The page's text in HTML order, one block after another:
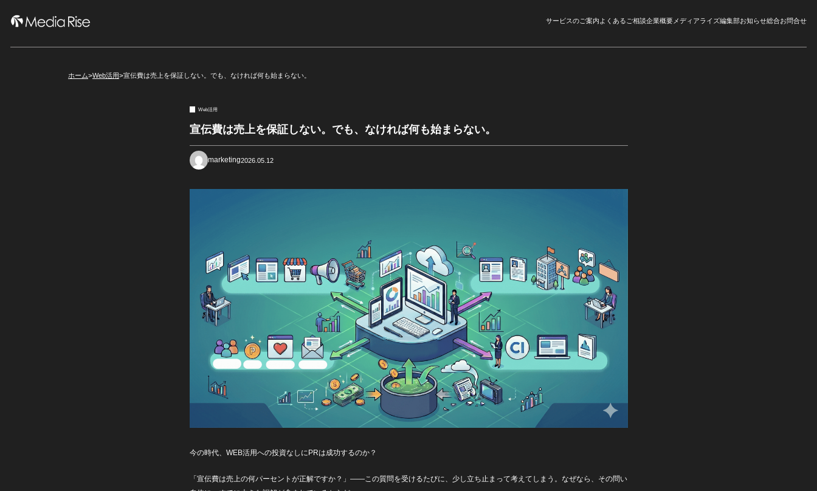
サービスのご案内 よくあるご相談企業概要 メディアライズ編集部お知らせ総合お問合せ
ホーム>Web活用>宣伝費は売上を保証しない。でも、なければ何も始まらない。
Web活用
宣伝費は売上を保証しない。でも、なければ何も始まらない。
marketing2026.05.12
今の時代、WEB活用への投資なしにPRは成功するのか？
「宣伝費は売上の何パーセントが正解ですか？」——この質問を受けるたびに、少し立ち止まって考えてしまう。なぜなら、その問い